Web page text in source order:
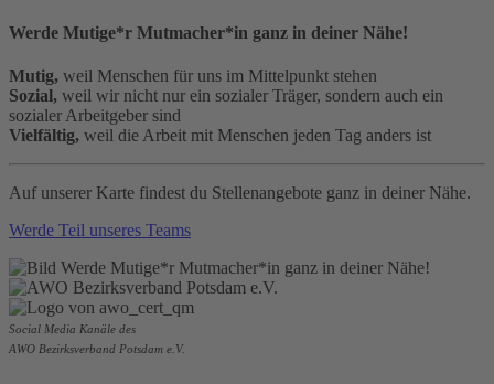
Werde Mutige*r Mutmacher*in ganz in deiner Nähe!
Mutig, weil Menschen für uns im Mittelpunkt stehen
Sozial, weil wir nicht nur ein sozialer Träger, sondern auch ein
sozialer Arbeitgeber sind
Vielfältig, weil die Arbeit mit Menschen jeden Tag anders ist
Auf unserer Karte findest du Stellenangebote ganz in deiner Nähe.
Werde Teil unseres Teams
Social Media Kanäle des
AWO Bezirksverband Potsdam e.V.